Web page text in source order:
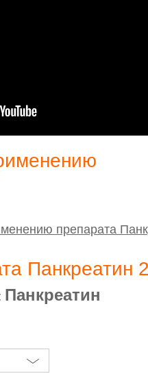
препарата
Панкреатин
Панкреатин